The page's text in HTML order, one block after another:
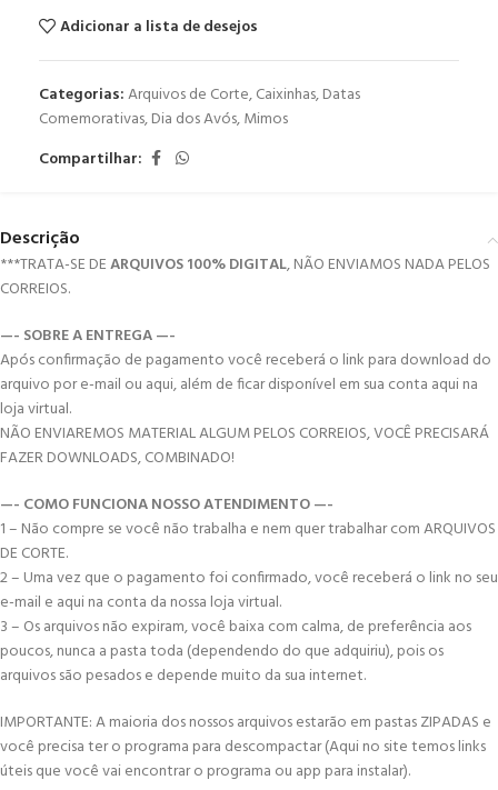
Adicionar a lista de desejos
Categorias:Arquivos de Corte,Caixinhas,Datas
Comemorativas,Dia dos Avós,Mimos
Compartilhar:
Descrição
***TRATA-SE DEARQUIVOS 100% DIGITAL, NÃO ENVIAMOS NADA PELOS
CORREIOS.
—- SOBRE A ENTREGA —-
Após confirmação de pagamento você receberá o link para download do
arquivo por e-mail ou aqui, além de ficar disponível em sua conta aqui na
loja virtual.
NÃO ENVIAREMOS MATERIAL ALGUM PELOS CORREIOS, VOCÊ PRECISARÁ
FAZER DOWNLOADS, COMBINADO!
—- COMO FUNCIONA NOSSO ATENDIMENTO —-
1 – Não compre se você não trabalha e nem quer trabalhar com ARQUIVOS
DE CORTE.
2 – Uma vez que o pagamento foi confirmado, você receberá o link no seu
e-mail e aqui na conta da nossa loja virtual.
3 – Os arquivos não expiram, você baixa com calma, de preferência aos
poucos, nunca a pasta toda (dependendo do que adquiriu), pois os
arquivos são pesados e depende muito da sua internet.
IMPORTANTE: A maioria dos nossos arquivos estarão em pastas ZIPADAS e
você precisa ter o programa para descompactar (Aqui no site temos links
úteis que você vai encontrar o programa ou app para instalar).